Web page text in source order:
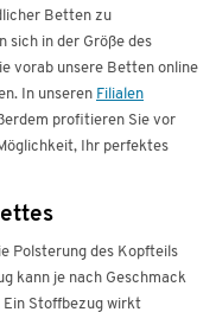
Betten zu
sich in der Größe des
vorab unsere Betten online
In unseren Filialen
profitieren Sie vor
Ihr perfektes
Polsterung des Kopfteils
kann je nach Geschmack
Ein Stoffbezug wirkt